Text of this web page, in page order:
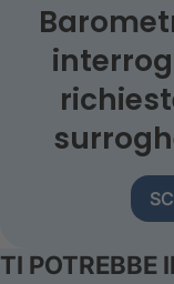
TI POTREBBE